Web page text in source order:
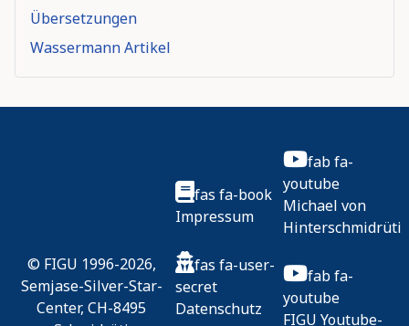
Übersetzungen
Wassermann Artikel
© FIGU 1996-2026,
Semjase-Silver-Star-
Center, CH-8495
fas fa-book
Impressum
fas fa-user-
secret
Datenschutz
fab fa-
youtube
Michael von
Hinterschmidrüti
fab fa-
youtube
FIGU Youtube-